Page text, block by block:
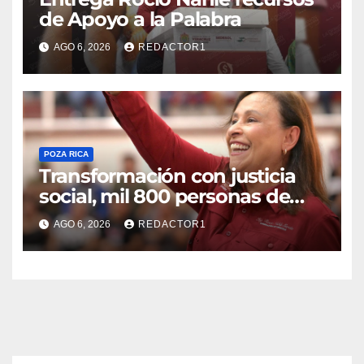
de Apoyo a la Palabra
AGO 6, 2026 REDACTOR1
POZA RICA
Transformación con justicia
social, mil 800 personas de
siete municipios reciben
Apoyo a la Palabra: Rocío
Nahle
AGO 6, 2026 REDACTOR1